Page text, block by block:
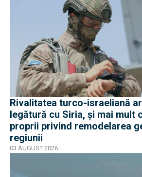
Rivalitatea turco-israeliană
legătură cu Siria, și mai mult
proprii privind remodelarea
regiunii
03 AUGUST 2026